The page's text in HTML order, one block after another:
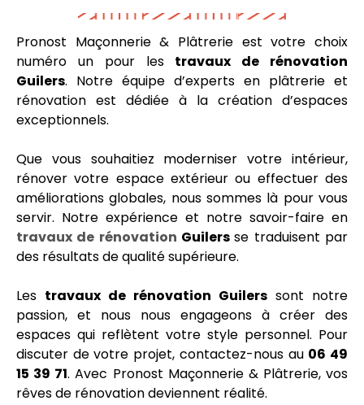
Pronost Maçonnerie & Plâtrerie est votre choix
numéro un pour les travaux de rénovation
Guilers. Notre équipe d’experts en plâtrerie et
rénovation est dédiée à la création d’espaces
exceptionnels.
Que vous souhaitiez moderniser votre intérieur,
rénover votre espace extérieur ou effectuer des
améliorations globales, nous sommes là pour vous
servir. Notre expérience et notre savoir-faire en
travaux de rénovation Guilersse traduisent par
des résultats de qualité supérieure.
Les travaux de rénovation Guilers sont notre
passion, et nous nous engageons à créer des
espaces qui reflètent votre style personnel. Pour
discuter de votre projet, contactez-nous au 06 49
15 39 71. Avec Pronost Maçonnerie & Plâtrerie, vos
rêves de rénovation deviennent réalité.